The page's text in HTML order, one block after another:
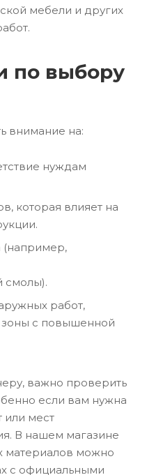
мебели и других
по выбору
внимание на:
нуждам
которая влияет на
(например,
смолы).
работ,
с повышенной
важно проверить
если вам нужна
или мест
В нашем магазине
материалов можно
с официальными